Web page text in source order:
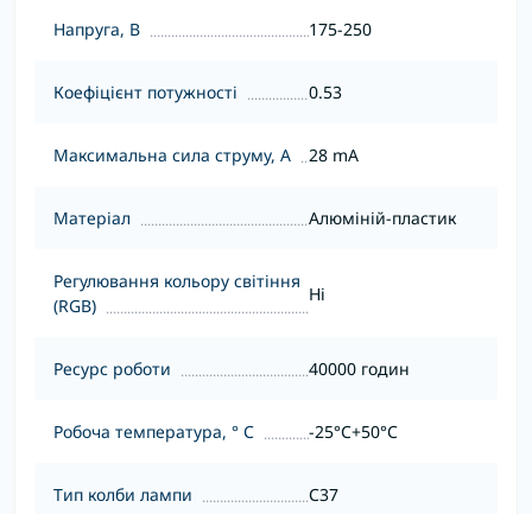
Напруга, В
175-250
Коефіцієнт потужності 0.53
Максимальна сила струму, А 28 mA
Матеріал Алюміній-пластик
Регулювання кольору світіння
(RGB)
Ні
Ресурс роботи 40000 годин
Робоча температура, ° С -25°C+50°С
Тип колби лампи С37